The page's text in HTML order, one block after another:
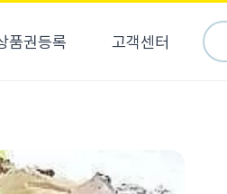
품권등록 고객센터